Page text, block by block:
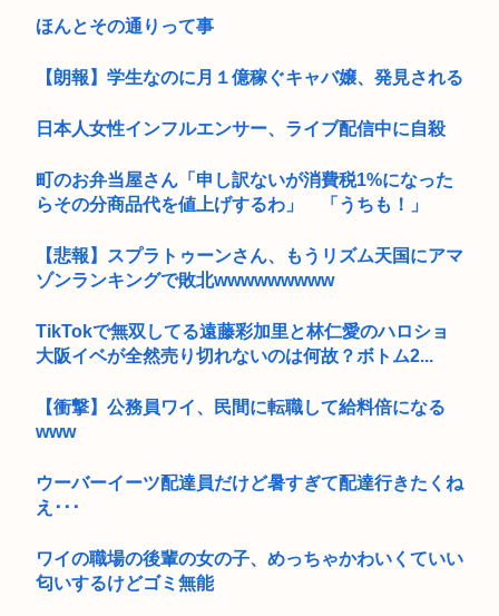
ほんとその通りって事
【朗報】学生なのに月１億稼ぐキャバ嬢、発見される
日本人女性インフルエンサー、ライブ配信中に自殺
町のお弁当屋さん「申し訳ないが消費税1%になった
らその分商品代を値上げするわ」 「うちも！」
【悲報】スプラトゥーンさん、もうリズム天国にアマ
ゾンランキングで敗北wwwwwwwww
TikTokで無双してる遠藤彩加里と林仁愛のハロショ
大阪イベが全然売り切れないのは何故？ボトム2...
【衝撃】公務員ワイ、民間に転職して給料倍になる
www
ウーバーイーツ配達員だけど暑すぎて配達行きたくね
え･･･
ワイの職場の後輩の女の子、めっちゃかわいくていい
匂いするけどゴミ無能